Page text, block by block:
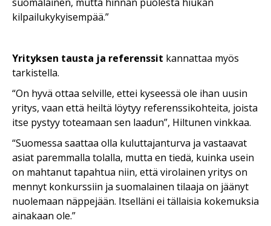
kilpailukykyisempää.”
Yrityksen tausta ja referenssit kannattaa myös
tarkistella.
“On hyvä ottaa selville, ettei kyseessä ole ihan uusin
yritys, vaan että heiltä löytyy referenssikohteita, joista
itse pystyy toteamaan sen laadun”, Hiltunen vinkkaa.
“Suomessa saattaa olla kuluttajanturva ja vastaavat
asiat paremmalla tolalla, mutta en tiedä, kuinka usein
on mahtanut tapahtua niin, että virolainen yritys on
mennyt konkurssiin ja suomalainen tilaaja on jäänyt
nuolemaan näppejään. Itselläni ei tällaisia kokemuksia
ainakaan ole.”